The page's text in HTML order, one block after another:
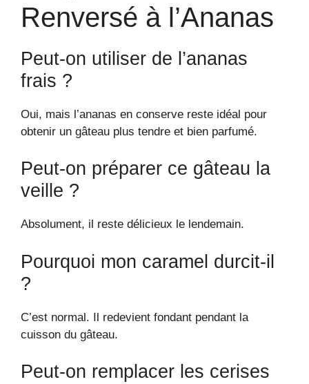
Renversé à l’Ananas
Peut-on utiliser de l’ananas
frais ?
Oui, mais l’ananas en conserve reste idéal pour
obtenir un gâteau plus tendre et bien parfumé.
Peut-on préparer ce gâteau la
veille ?
Absolument, il reste délicieux le lendemain.
Pourquoi mon caramel durcit-il
?
C’est normal. Il redevient fondant pendant la
cuisson du gâteau.
Peut-on remplacer les cerises